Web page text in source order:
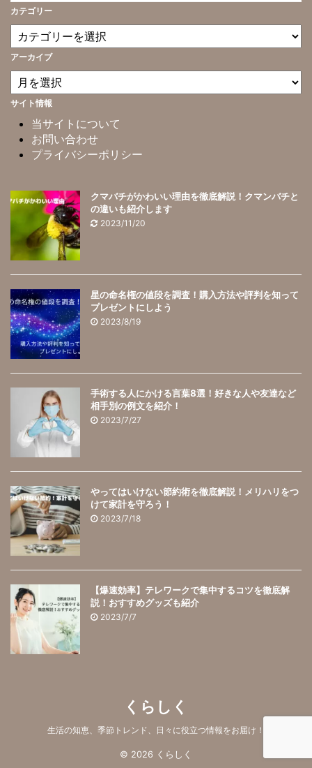
カテゴリー
アーカイブ
サイト情報
当サイトについて
お問い合わせ
プライバシーポリシー
クマバチがかわいい理由を徹底解説！クマンバチと
の違いも紹介します
2023/11/20
星の命名権の値段を調査！購入方法や評判を知って
プレゼントにしよう
2023/8/19
手術する人にかける言葉8選！好きな人や友達など
相手別の例文を紹介！
2023/7/27
やってはいけない節約術を徹底解説！メリハリをつ
けて家計を守ろう！
2023/7/18
【爆速効率】テレワークで集中するコツを徹底解
説！おすすめグッズも紹介
2023/7/7
くらしく
生活の知恵、季節トレンド、日々に役立つ情報をお届け！
© 2026 くらしく